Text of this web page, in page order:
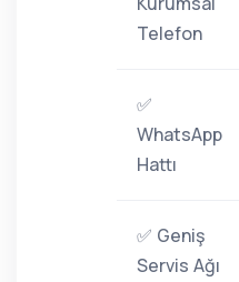
Telefon
✅
WhatsApp
Hattı
✅ Geniş
Servis Ağı